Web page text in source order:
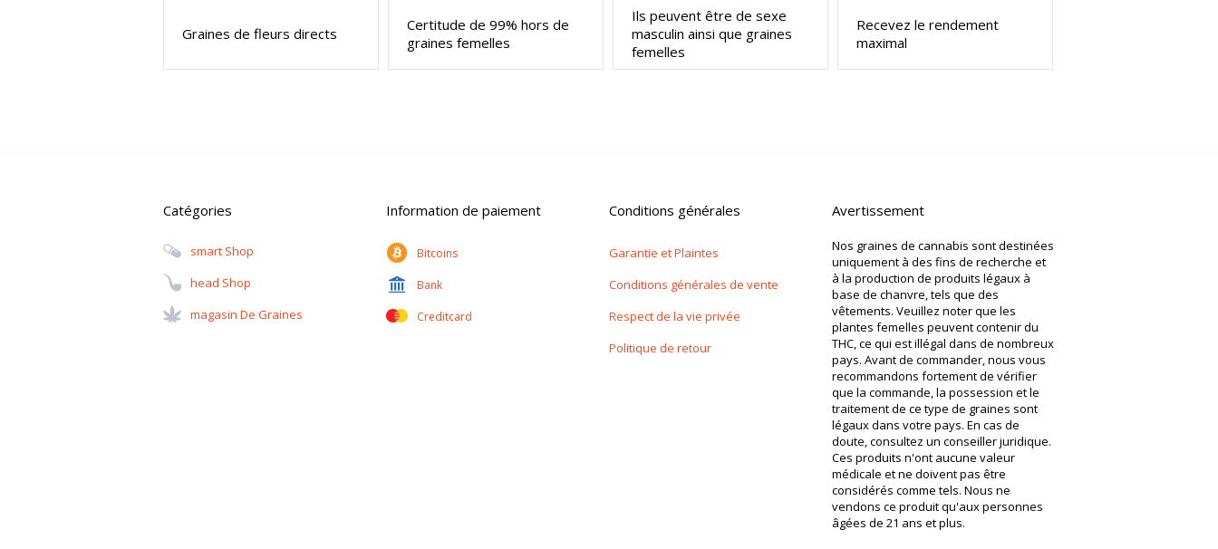
Graines de fleurs directs
Certitude de 99% hors de
graines femelles
Ils peuvent être de sexe
masculin ainsi que graines
femelles
Recevez le rendement
maximal
Catégories
Smart Shop
Head Shop
Magasin De Graines
Information de paiement
Bitcoins
Bank
Creditcard
Conditions générales
Garantie et Plaintes
Conditions générales de vente
Respect de la vie privée
Politique de retour
Avertissement
Nos graines de cannabis sont destinées
uniquement à des fins de recherche et
à la production de produits légaux à
base de chanvre, tels que des
vêtements. Veuillez noter que les
plantes femelles peuvent contenir du
THC, ce qui est illégal dans de nombreux
pays. Avant de commander, nous vous
recommandons fortement de vérifier
que la commande, la possession et le
traitement de ce type de graines sont
légaux dans votre pays. En cas de
doute, consultez un conseiller juridique.
Ces produits n'ont aucune valeur
médicale et ne doivent pas être
considérés comme tels. Nous ne
vendons ce produit qu'aux personnes
âgées de 21 ans et plus.